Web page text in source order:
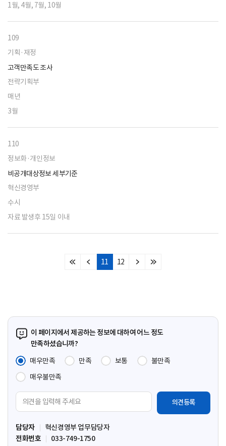
1월, 4월, 7월, 10월
109
기획·재정
고객만족도 조사
전략기획부
매년
3월
110
정보화·개인정보
비공개대상정보 세부기준
혁신경영부
수시
자료 발생후 15일 이내
처
이
11 12
다
마
이 페이지에서 제공하는 정보에 대하여 어느 정도
만족하셨습니까?
매우만족
만족 보통
불만족
매우불만족
견
입
력
담당자
혁신경영부 업무담당자
전화번호
033-749-1750